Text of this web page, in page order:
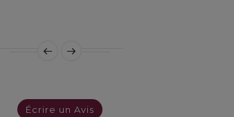
Écrire un Avis